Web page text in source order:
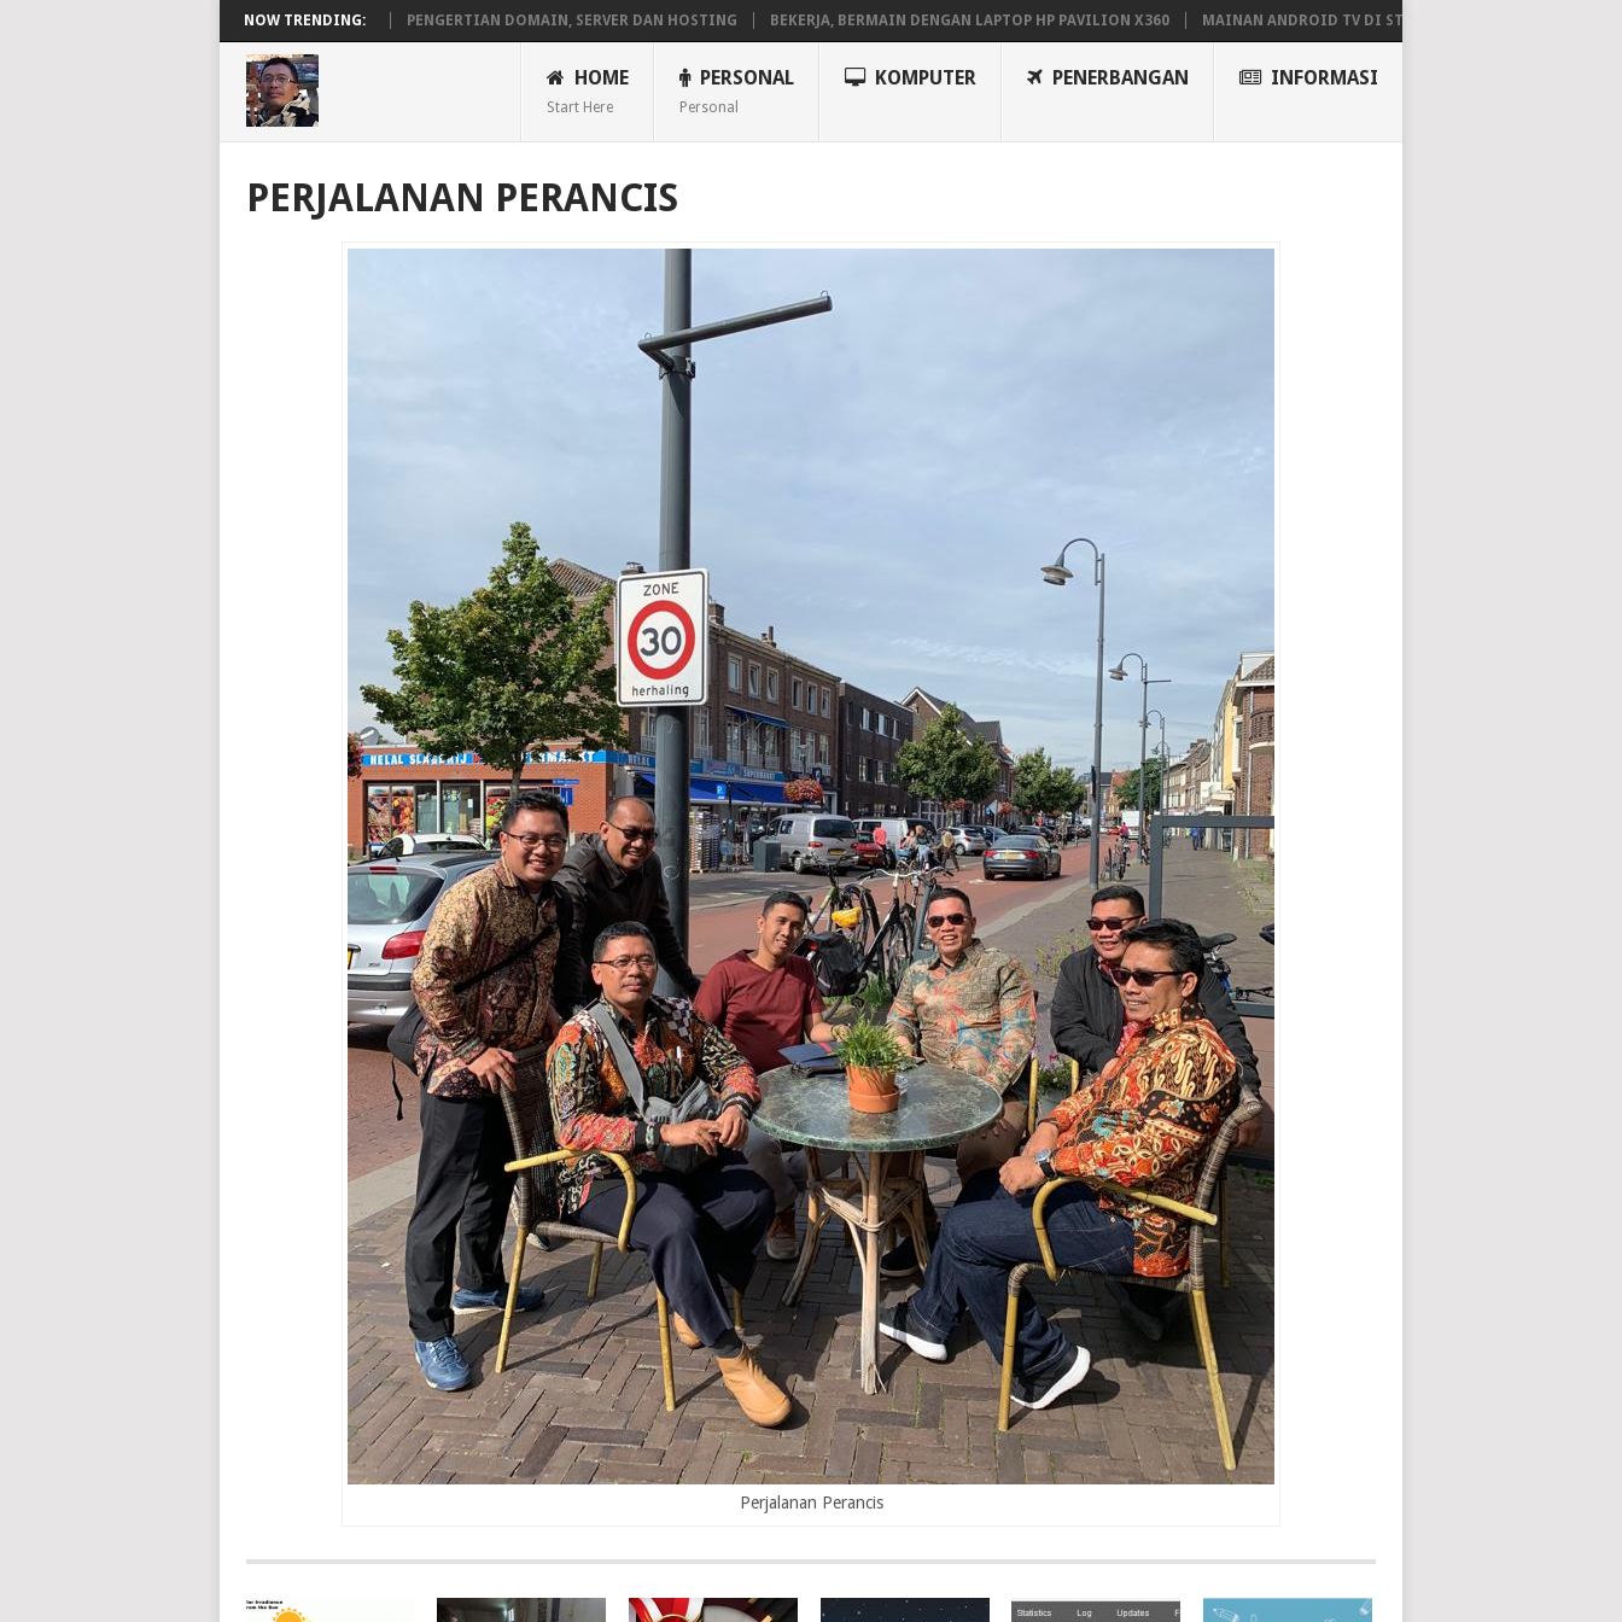
NOW TRENDING:
GRATIS DI VESTACP MENJADI PERMANEN PENGERTIAN DOMAIN, SERVER DAN HOSTING BEKERJA, BERMAIN DENGAN LAPTOP HP PAVILION X360 MAINAN ANDROID TV DI STB FIBERHOME HG680P
HOME
Start Here
PERSONAL
Personal
KOMPUTER PENERBANGAN INFORMASI
PERJALANAN PERANCIS
Perjalanan Perancis